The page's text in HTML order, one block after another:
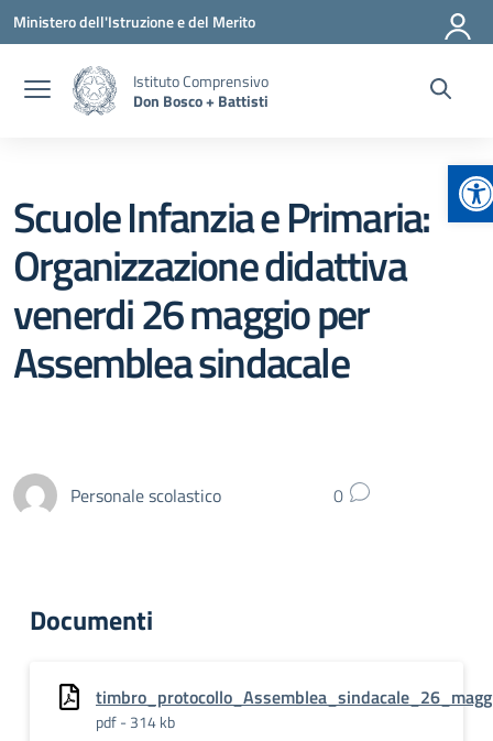
Vai ai contenuti
Vai al menu di navigazione
Vai al footer
Ministero dell'Istruzione e del Merito
Istituto Comprensivo
Don Bosco + Battisti
Scuole Infanzia e Primaria:
Organizzazione didattiva
venerdi 26 maggio per
Assemblea sindacale
Personale scolastico 0
Documenti
pdf - 314 kb